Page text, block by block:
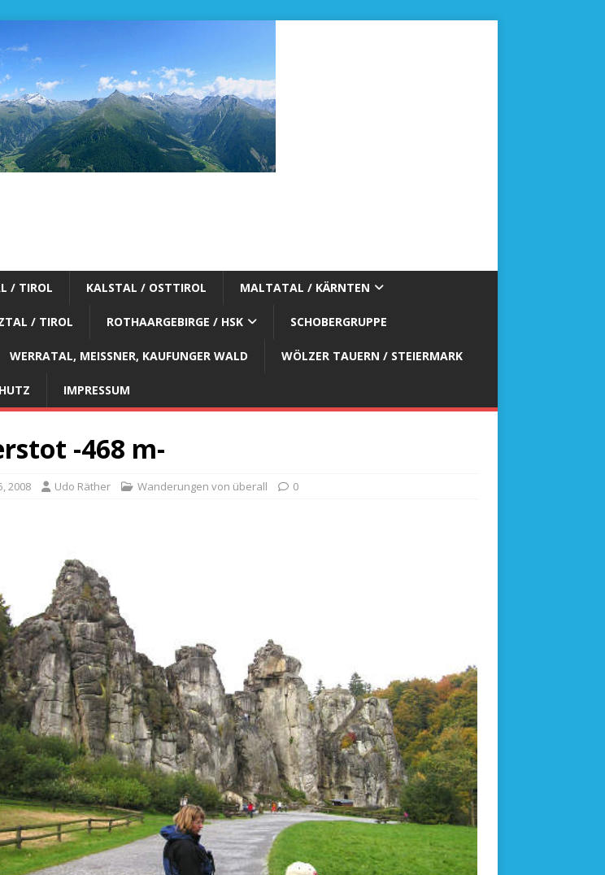
/ TIROL KALSTAL / OSTTIROL MALTATAL / KÄRNTEN
/ TIROL ROTHAARGEBIRGE / HSK SCHOBERGRUPPE
WERRATAL, MEISSNER, KAUFUNGER WALD WÖLZER TAUERN / STEIERMARK
IMPRESSUM
-468 m-
2008 Udo Räther Wanderungen von überall 0